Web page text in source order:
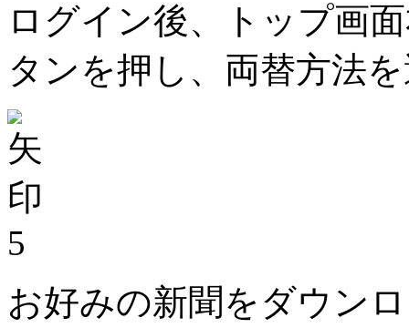
ログイン後、トップ画
タンを押し、両替方法
5
お好みの新聞をダウン